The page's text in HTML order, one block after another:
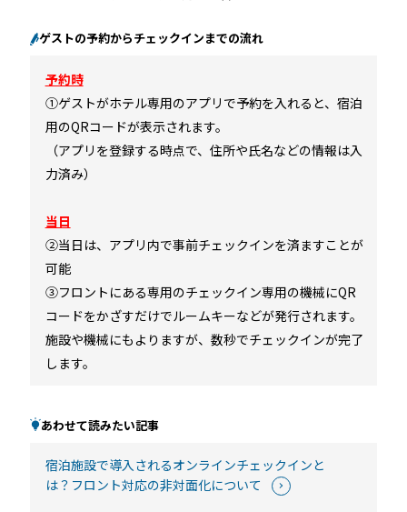
ゲストの予約からチェックインまでの流れ
予約時
①ゲストがホテル専用のアプリで予約を入れると、宿泊
用のQRコードが表示されます。
（アプリを登録する時点で、住所や氏名などの情報は入
力済み）
当日
②当日は、アプリ内で事前チェックインを済ますことが
可能
③フロントにある専用のチェックイン専用の機械にQR
コードをかざすだけでルームキーなどが発行されます。
施設や機械にもよりますが、数秒でチェックインが完了
します。
あわせて読みたい記事
宿泊施設で導入されるオンラインチェックインと
は？フロント対応の非対面化について